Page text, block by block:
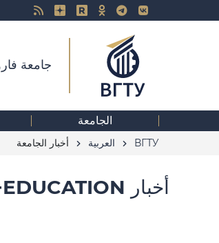
جامعة
الجامعة
ВГТУ العربية أخبار الجامعة
أخبار BY TAG "INSTITUTE+OF+INTERNATIONAL+EDUCATION"